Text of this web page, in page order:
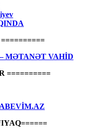
MƏTANƏT VAHİD
==========